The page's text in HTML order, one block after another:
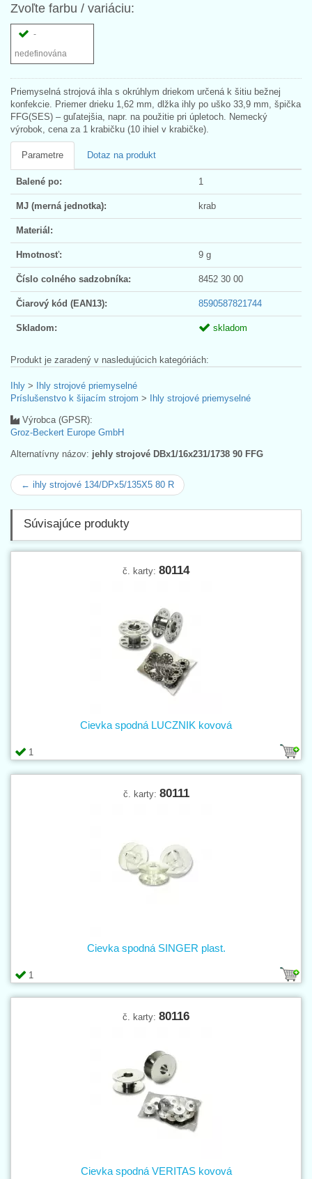
Zvoľte farbu / variáciu:
-
nedefinována
Priemyselná strojová ihla s okrúhlym driekom určená k šitiu bežnej
konfekcie. Priemer drieku 1,62 mm, dlžka ihly po uško 33,9 mm, špička
FFG(SES) – guľatejšia, napr. na použitie pri úpletoch. Nemecký
výrobok, cena za 1 krabičku (10 ihiel v krabičke).
Parametre Dotaz na produkt
Balené po: 1
MJ (merná jednotka): krab
Materiál:
Hmotnosť: 9 g
Číslo colného sadzobníka: 8452 30 00
Čiarový kód (EAN13): 8590587821744
Skladom: skladom
Produkt je zaradený v nasledujúcich kategóriách:
Ihly > Ihly strojové priemyselné
Príslušenstvo k šijacím strojom > Ihly strojové priemyselné
Výrobca (GPSR):
Groz-Beckert Europe GmbH
Alternatívny názov: jehly strojové DBx1/16x231/1738 90 FFG
← ihly strojové 134/DPx5/135X5 80 R
Súvisajúce produkty
č. karty: 80114
1
Cievka spodná LUCZNIK kovová
č. karty: 80111
1
Cievka spodná SINGER plast.
č. karty: 80116
Cievka spodná VERITAS kovová